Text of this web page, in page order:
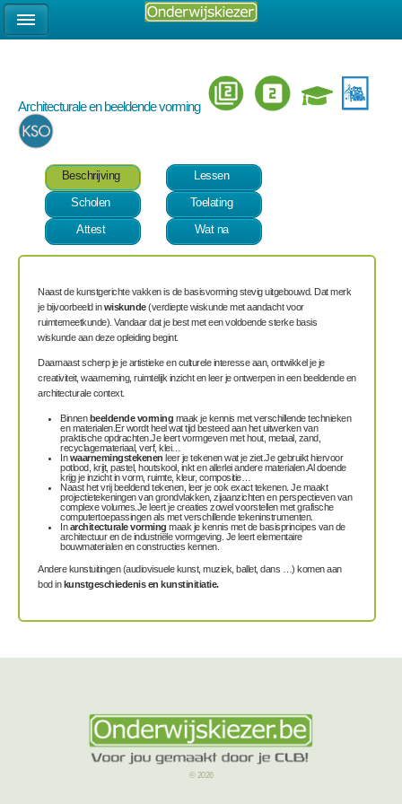
Architecturale en beeldende vorming
Beschrijving
Lessen
Scholen
Toelating
Attest
Wat na
Naast de kunstgerichte vakken is de basisvorming stevig uitgebouwd. Dat merk
je bijvoorbeeld inwiskunde(verdiepte wiskunde met aandacht voor
ruimtemeetkunde). Vandaar dat je best met een voldoende sterke basis
wiskunde aan deze opleiding begint.
Daarnaast scherp je je artistieke en culturele interesse aan, ontwikkel je je
creativiteit, waarneming, ruimtelijk inzicht en leer je ontwerpen in een beeldende en
architecturale context.
Binnenbeeldende vorming maak je kennis met verschillende technieken
en materialen.Er wordt heel wat tijd besteed aan het uitwerken van
praktische opdrachten.Je leert vormgeven met hout, metaal, zand,
recyclagemateriaal, verf, klei…
Inwaarnemingstekenen leer je tekenen wat je ziet.Je gebruikt hiervoor
potlood, krijt, pastel, houtskool, inkt en allerlei andere materialen.Al doende
krijg je inzicht in vorm, ruimte, kleur, compositie…
Naast het vrij beeldend tekenen, leer je ook exact tekenen. Je maakt
projectietekeningen van grondvlakken, zijaanzichten en perspectieven van
complexe volumes.Je leert je creaties zowel voorstellen met grafische
computertoepassingen als met verschillende tekeninstrumenten.
Inarchitecturale vorming maak je kennis met de basisprincipes van de
architectuur en de industriële vormgeving. Je leert elementaire
bouwmaterialen en constructies kennen.
Andere kunstuitingen (audiovisuele kunst, muziek, ballet, dans …) komen aan
bod inkunstgeschiedenis en kunstinitiatie.
© 2026